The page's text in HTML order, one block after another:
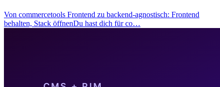
Von commercetools Frontend zu backend-agnostisch: Frontend
behalten, Stack öffnenDu hast dich für co…